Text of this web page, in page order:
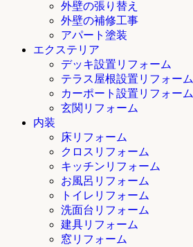
外壁の張り替え
外壁の補修工事
アパート塗装
エクステリア
デッキ設置リフォーム
テラス屋根設置リフォーム
カーポート設置リフォーム
玄関リフォーム
内装
床リフォーム
クロスリフォーム
キッチンリフォーム
お風呂リフォーム
トイレリフォーム
洗面台リフォーム
建具リフォーム
窓リフォーム